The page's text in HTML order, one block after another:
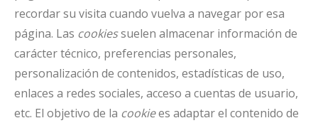
recordar su visita cuando vuelva a navegar por esa
página. Las cookiessuelen almacenar información de
carácter técnico, preferencias personales,
personalización de contenidos, estadísticas de uso,
enlaces a redes sociales, acceso a cuentas de usuario,
etc. El objetivo de la cookiees adaptar el contenido de